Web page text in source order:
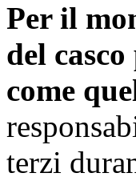
Per il
del
come
terzi